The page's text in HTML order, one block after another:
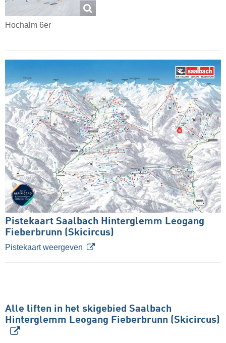
Hochalm 6er
Pistekaart Saalbach Hinterglemm Leogang
Fieberbrunn (Skicircus)
Pistekaart weergeven
Alle liften in het skigebied Saalbach
Hinterglemm Leogang Fieberbrunn (Skicircus)